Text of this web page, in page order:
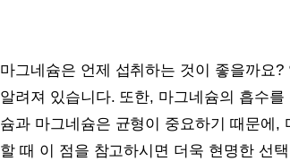
마그네슘은 언제 섭취하는 것이 좋을까요
알려져 있습니다. 또한, 마그네슘의 흡수
슘과 마그네슘은 균형이 중요하기 때문에,
할 때 이 점을 참고하시면 더욱 현명한 선